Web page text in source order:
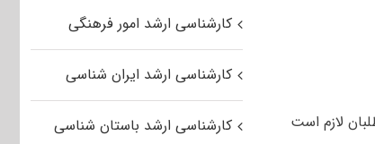
لازم است
کارشناسی ارشد امور فرهنگی
کارشناسی ارشد ایران شناسی
کارشناسی ارشد باستان شناسی